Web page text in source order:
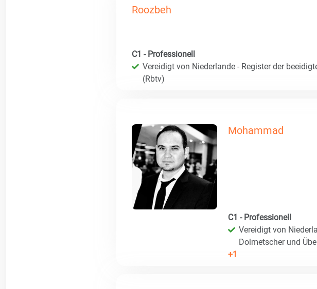
Roozbeh
C1 - Professionell
Vereidigt von Niederlande - Register der
(Rbtv)
Mohammad
C1 - Professionell
Vereidigt von
Dolmetscher und
+1